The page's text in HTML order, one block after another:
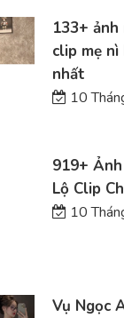
133+
clip mẹ
nhất
10
919+
Lộ Clip
10
Vụ Ngọc